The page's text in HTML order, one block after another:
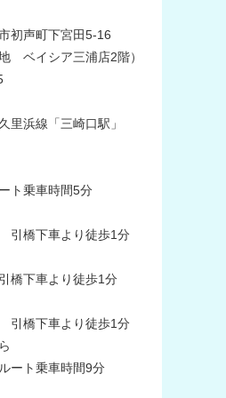
初声町下宮田5-16
地 ベイシア三浦店2階）
里浜線「三崎口駅」
ト乗車時間5分
引橋下車より徒歩1分
橋下車より徒歩1分
引橋下車より徒歩1分
ート乗車時間9分